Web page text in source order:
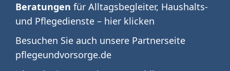
Beratungen für Alltagsbegleiter, Haushalts-
und Pflegedienste – hier klicken
Besuchen Sie auch unsere Partnerseite
pflegeundvorsorge.de